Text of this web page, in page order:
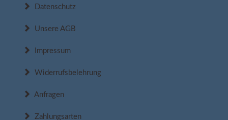
Datenschutz
Unsere AGB
Impressum
Widerrufsbelehrung
Anfragen
Zahlungsarten